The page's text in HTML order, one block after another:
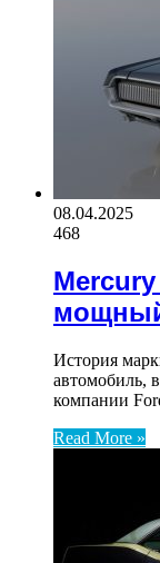
08.04.2025
468
История
автомобиль,
компании
Read More »